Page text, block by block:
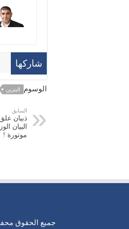
شاركها
الوسوم البنزين
السابق
ذبيان
البيان
موتورة !
جميع الحقوق